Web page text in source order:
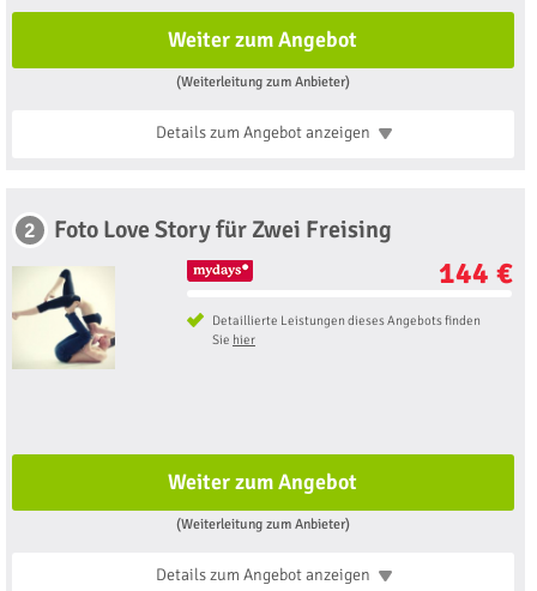
Weiter zum Angebot
(Weiterleitung zum Anbieter)
Details zum Angebotanzeigen
2 Foto Love Story für Zwei Freising
144 €
Detaillierte Leistungen dieses Angebots finden
Sie hier
Weiter zum Angebot
(Weiterleitung zum Anbieter)
Details zum Angebotanzeigen